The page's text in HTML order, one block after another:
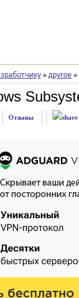
» другое »
Отзывы